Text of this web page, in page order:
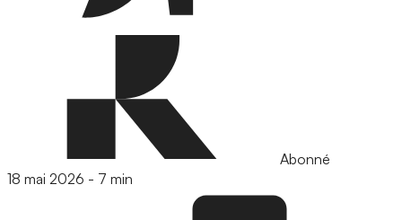
Abonné
18 mai 2026 - 7 min